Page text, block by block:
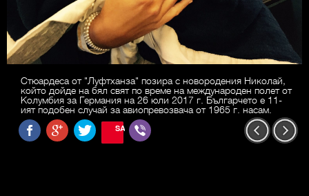
Стюардеса от "Луфтханза" позира с новородения Николай,
който дойде на бял свят по време на международен полет от
Колумбия за Германия на 26 юли 2017 г. Българчето е 11-
ият подобен случай за авиопревозвача от 1965 г. насам.
SAVE